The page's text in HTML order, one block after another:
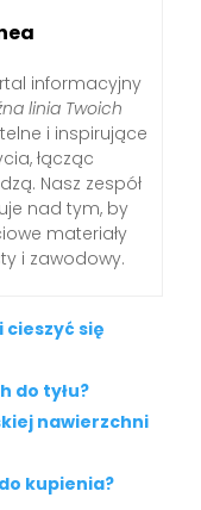
informacyjny
linia Twoich
i inspirujące
łącząc
Nasz zespół
nad tym, by
materiały
i zawodowy.
cieszyć się
do tyłu?
nawierzchni
kupienia?